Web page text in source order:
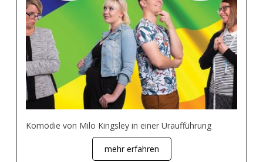
Komödie von Milo Kingsley in einer Uraufführung
mehr erfahren